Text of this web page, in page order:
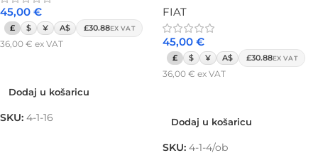
45,00 €
£ $ ¥ A$ £30.88EX VAT
36,00 € ex VAT
Dodaj u košaricu
SKU: 4-1-16
FIAT
45,00 €
£ $ ¥ A$ £30.88EX VAT
36,00 € ex VAT
Dodaj u košaricu
SKU: 4-1-4/ob